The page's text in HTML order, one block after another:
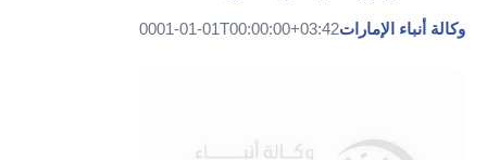
وكالة أنباء الإمارات0001-01-01T00:00:00+03:42